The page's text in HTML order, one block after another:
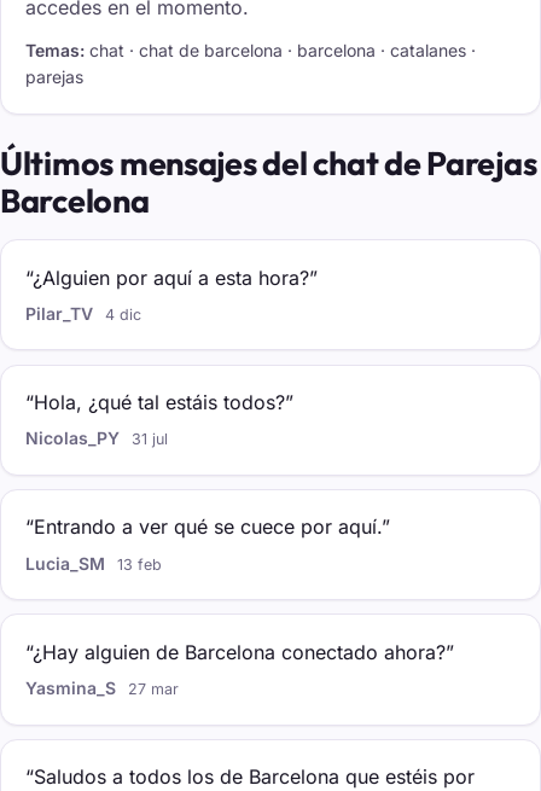
accedes en el momento.
Temas: chat · chat de barcelona · barcelona · catalanes ·
parejas
Últimos mensajes del chat de Parejas
Barcelona
“¿Alguien por aquí a esta hora?”
Pilar_TV 4 dic
“Hola, ¿qué tal estáis todos?”
Nicolas_PY 31 jul
“Entrando a ver qué se cuece por aquí.”
Lucia_SM 13 feb
“¿Hay alguien de Barcelona conectado ahora?”
Yasmina_S 27 mar
“Saludos a todos los de Barcelona que estéis por